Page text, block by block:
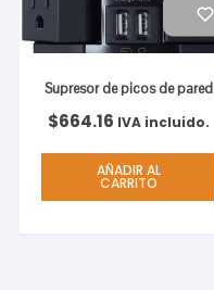
Supresor de picos de pared
$664.16 IVA incluido.
AÑADIR AL
CARRITO